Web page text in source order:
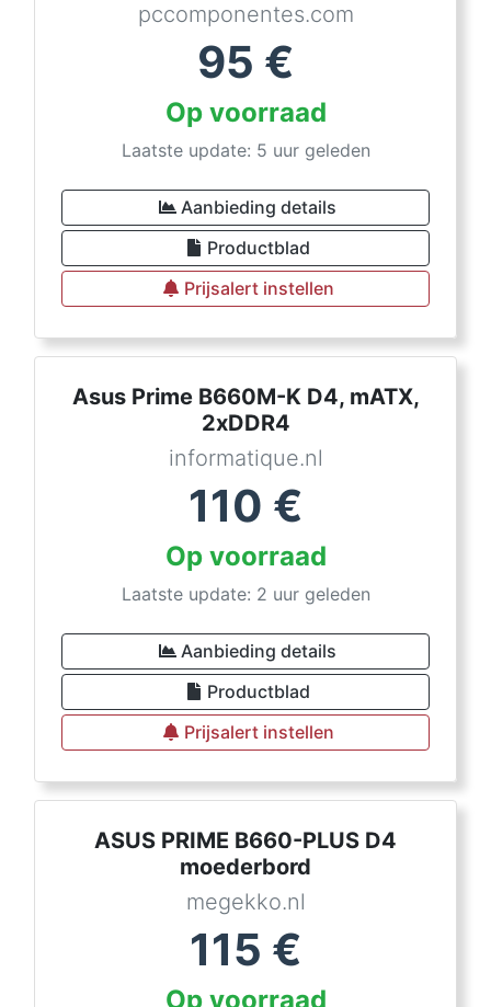
pccomponentes.com
95 €
Op voorraad
Laatste update: 5 uur geleden
Aanbieding details
Productblad
Prijsalert instellen
Asus Prime B660M-K D4, mATX,
2xDDR4
informatique.nl
110 €
Op voorraad
Laatste update: 2 uur geleden
Aanbieding details
Productblad
Prijsalert instellen
ASUS PRIME B660-PLUS D4
moederbord
megekko.nl
115 €
Op voorraad